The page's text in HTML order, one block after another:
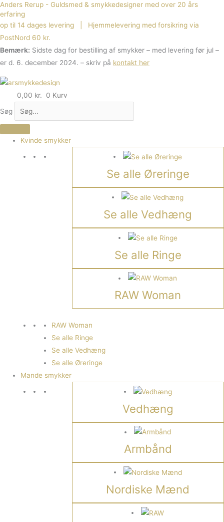
Gå
til
indholdet
Anders Rerup - Guldsmed & smykkedesigner med over 20 års
erfaring
op til 14 dages levering | Hjemmelevering med forsikring via
PostNord 60 kr.
Bemærk: Sidste dag for bestilling af smykker – med levering før jul –
er d. 6. december 2024. – skriv på kontakt her
0,00 kr. 0 Kurv
Søg
Kvinde smykker
Se alle Øreringe
Se alle Vedhæng
Se alle Ringe
RAW Woman
RAW Woman
Se alle Ringe
Se alle Vedhæng
Se alle Øreringe
Mande smykker
Vedhæng
Armbånd
Nordiske Mænd
Påkrævet